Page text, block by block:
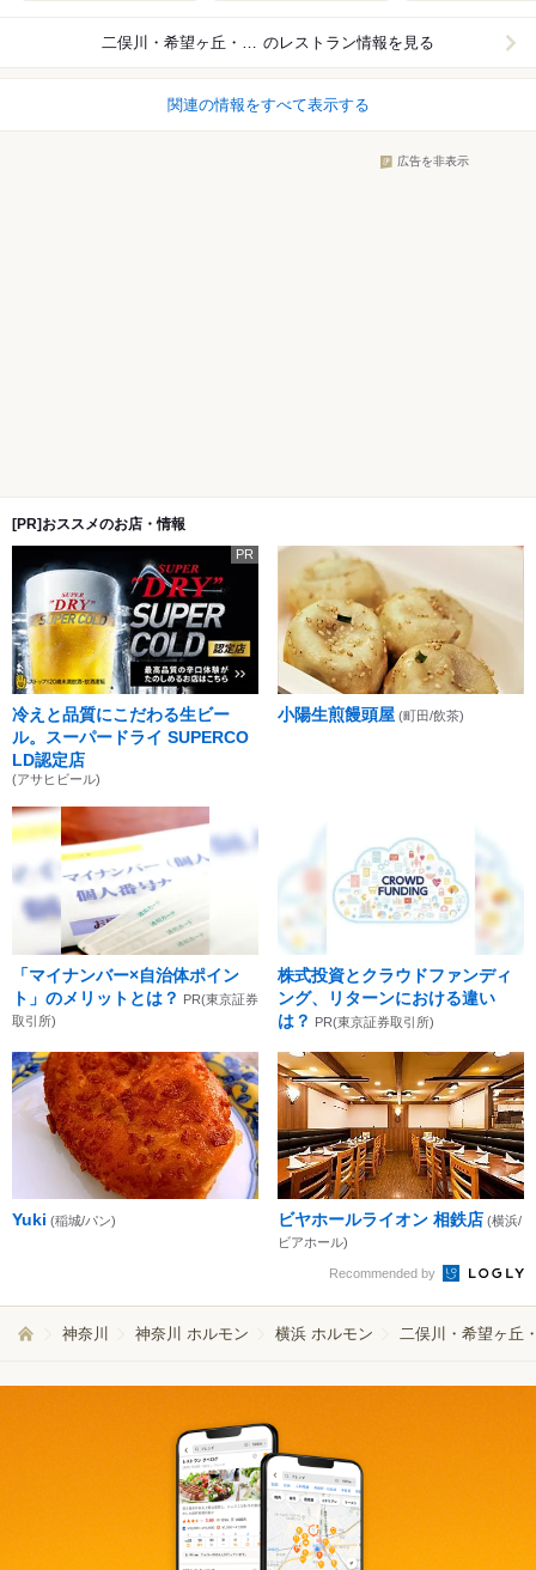
二俣川・希望ヶ丘・三ツ境 のレストラン情報を見る
関連の情報をすべて表示する
広告を非表示
[PR]おススメのお店・情報
PR
冷えと品質にこだわる生ビー
ル。スーパードライ SUPERCO
LD認定店
(アサヒビール)
小陽生煎饅頭屋 (町田/飲茶)
「マイナンバー×自治体ポイン
ト」のメリットとは？ PR(東京証券
取引所)
株式投資とクラウドファンディ
ング、リターンにおける違い
は？ PR(東京証券取引所)
Yuki (稲城/パン) ビヤホールライオン 相鉄店 (横浜/
ビアホール)
Recommended by
神奈川 神奈川 ホルモン 横浜 ホルモン 二俣川・希望ヶ丘